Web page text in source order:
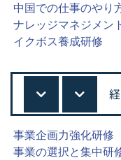
中国での仕事のやり
ナレッジマネジメン
イクボス養成研修
事業企画力強化研修
事業の選択と集中研